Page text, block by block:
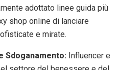
adottato linee guida più
shop online di lanciare
e mirate.
Sdoganamento: Influencer e